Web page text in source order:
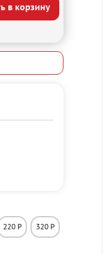
220 P 320 P
в корзину